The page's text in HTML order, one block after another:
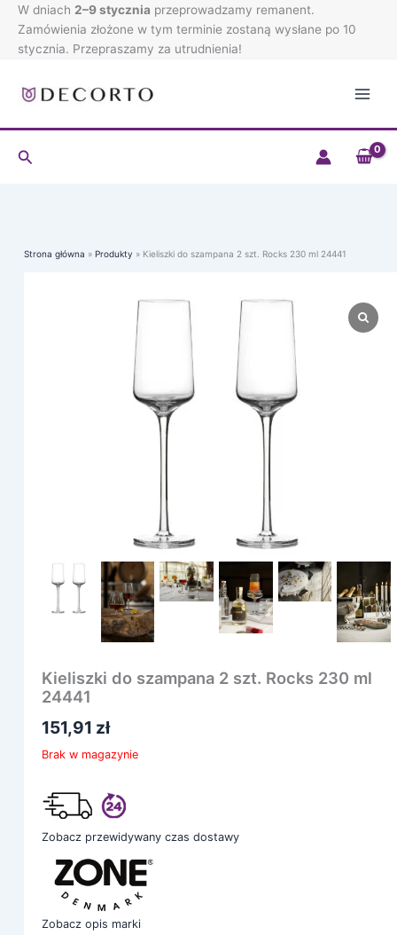
Przejdź
treści
W dniach 2–9 stycznia przeprowadzamy remanent.
Zamówienia złożone w tym terminie zostaną wysłane po 10
stycznia. Przepraszamy za utrudnienia!
Szukaj
Strona główna Produkty Kieliszki do szampana 2 szt. Rocks 230 ml 24441
Kieliszki do szampana 2 szt. Rocks 230 ml
24441
151,91 zł
Brak w magazynie
Zobacz przewidywany czas dostawy
Zobacz opis marki